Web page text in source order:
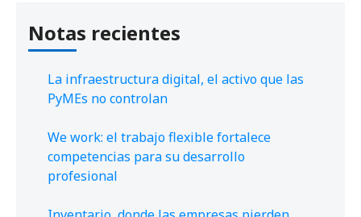
Notas recientes
La infraestructura digital, el activo que las
PyMEs no controlan
We work: el trabajo flexible fortalece
competencias para su desarrollo
profesional